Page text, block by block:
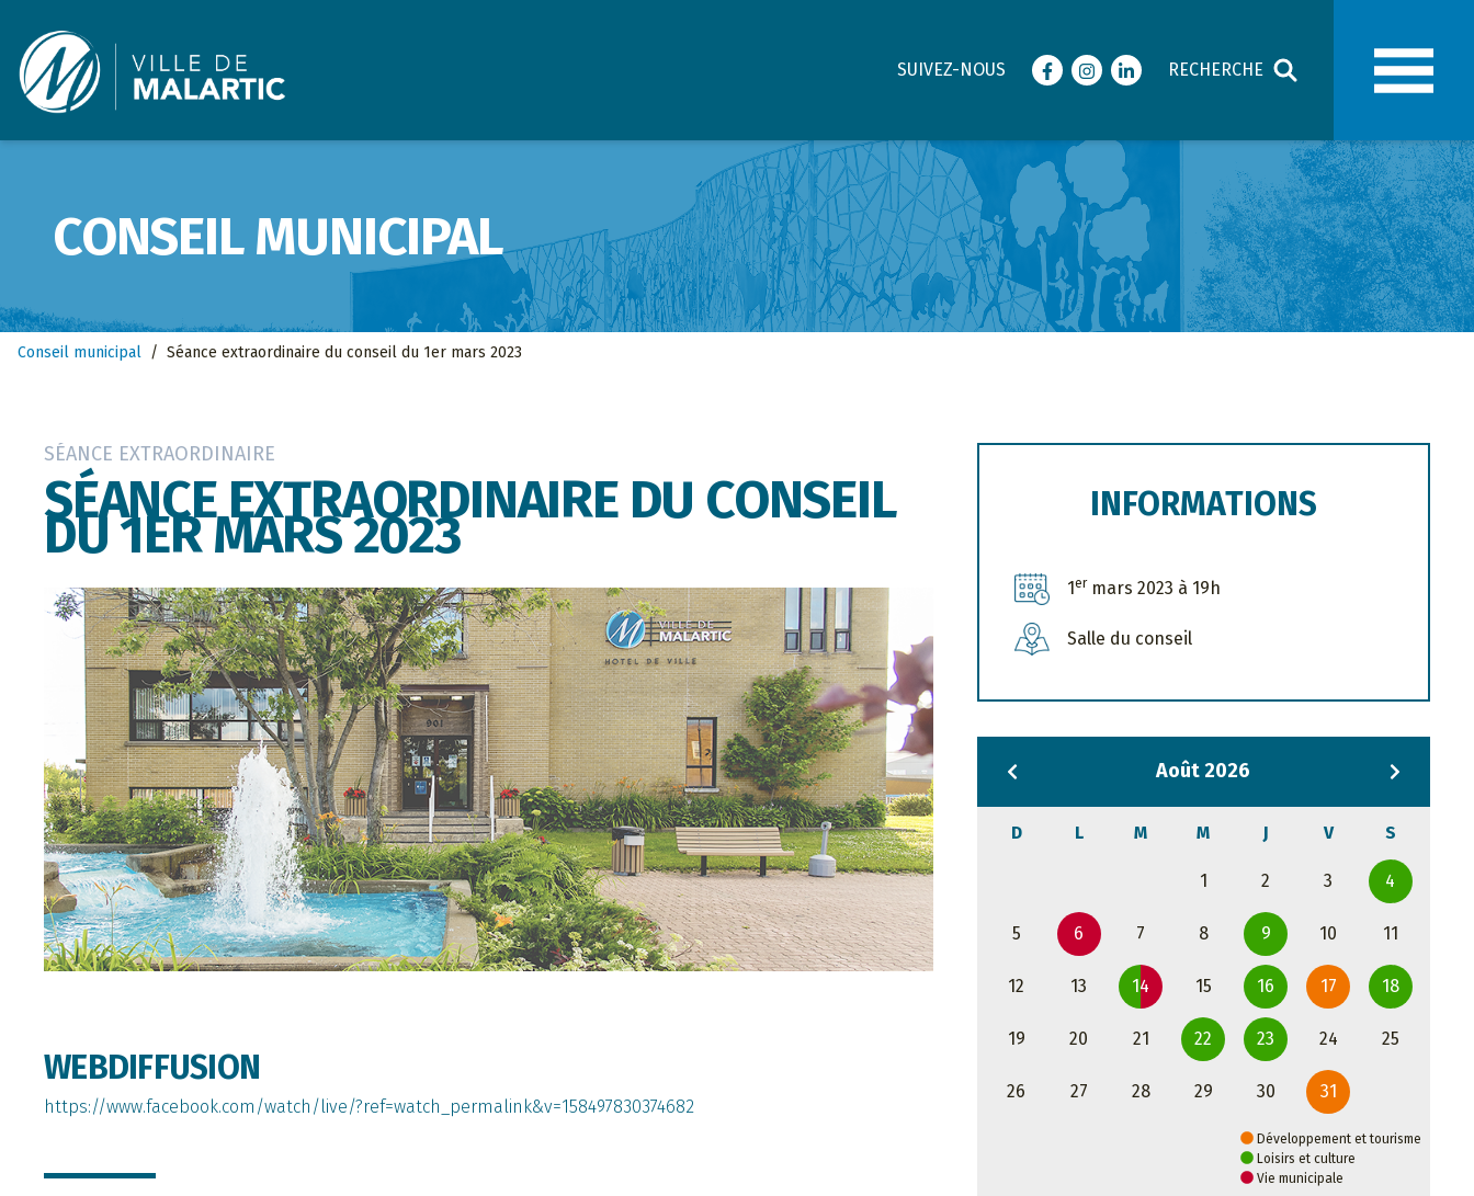
Ville de Malartic
SUIVEZ-NOUS
FacebookInstagramLinkedInRECHERCHE
CONSEIL MUNICIPAL
Conseil municipal / Séance extraordinaire du conseil du 1er mars 2023
SÉANCE EXTRAORDINAIRE
SÉANCE EXTRAORDINAIRE DU CONSEIL
DU 1ER MARS 2023
WEBDIFFUSION
https://www.facebook.com/watch/live/?ref=watch_permalink&v=158497830374682
INFORMATIONS
1 er mars 2023 à 19h
Salle du conseil
Août 2026
Développement et tourisme
Loisirs et culture
Vie municipale
D L M M J V S
1 2 3 4
5 6 7 8 9 10 11
12 13 14 15 16 17 18
19 20 21 22 23 24 25
26 27 28 29 30 31